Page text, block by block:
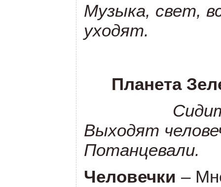
Музыка, свет,
уходят.
Планета
Выходят
Потанцевали.
Человечки –